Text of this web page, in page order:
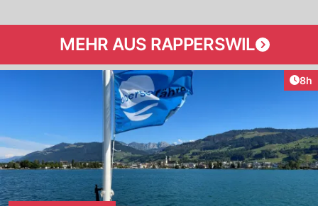
MEHR AUS RAPPERSWIL
8h